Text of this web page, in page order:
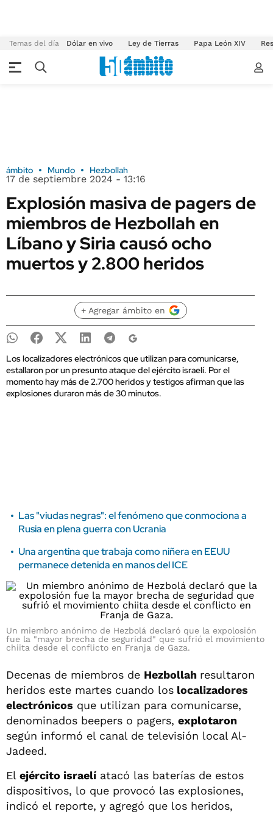
Temas del día Dólar en vivo Ley de Tierras Papa León XIV
ámbito Mundo Hezbollah
17 de septiembre 2024 - 13:16
Explosión masiva de pagers de
miembros de Hezbollah en
Líbano y Siria causó ocho
muertos y 2.800 heridos
+ Agregar ámbito en
Los localizadores electrónicos que utilizan para comunicarse,
estallaron por un presunto ataque del ejército israelí. Por el
momento hay más de 2.700 heridos y testigos afirman que las
explosiones duraron más de 30 minutos.
Las "viudas negras": el fenómeno que conmociona a
Rusia en plena guerra con Ucrania
Una argentina que trabaja como niñera en EEUU
permanece detenida en manos del ICE
Un miembro anónimo de Hezbolá declaró que la expolosión
fue la "mayor brecha de seguridad" que sufrió el movimiento
chiita desde el conflicto en Franja de Gaza.
Decenas de miembros de Hezbollah resultaron
heridos este martes cuando los localizadores
electrónicos que utilizan para comunicarse,
denominados beepers o pagers, explotaron
según informó el canal de televisión local Al-
Jadeed.
El ejército israelí atacó las baterías de estos
dispositivos, lo que provocó las explosiones,
indicó el reporte, y agregó que los heridos,